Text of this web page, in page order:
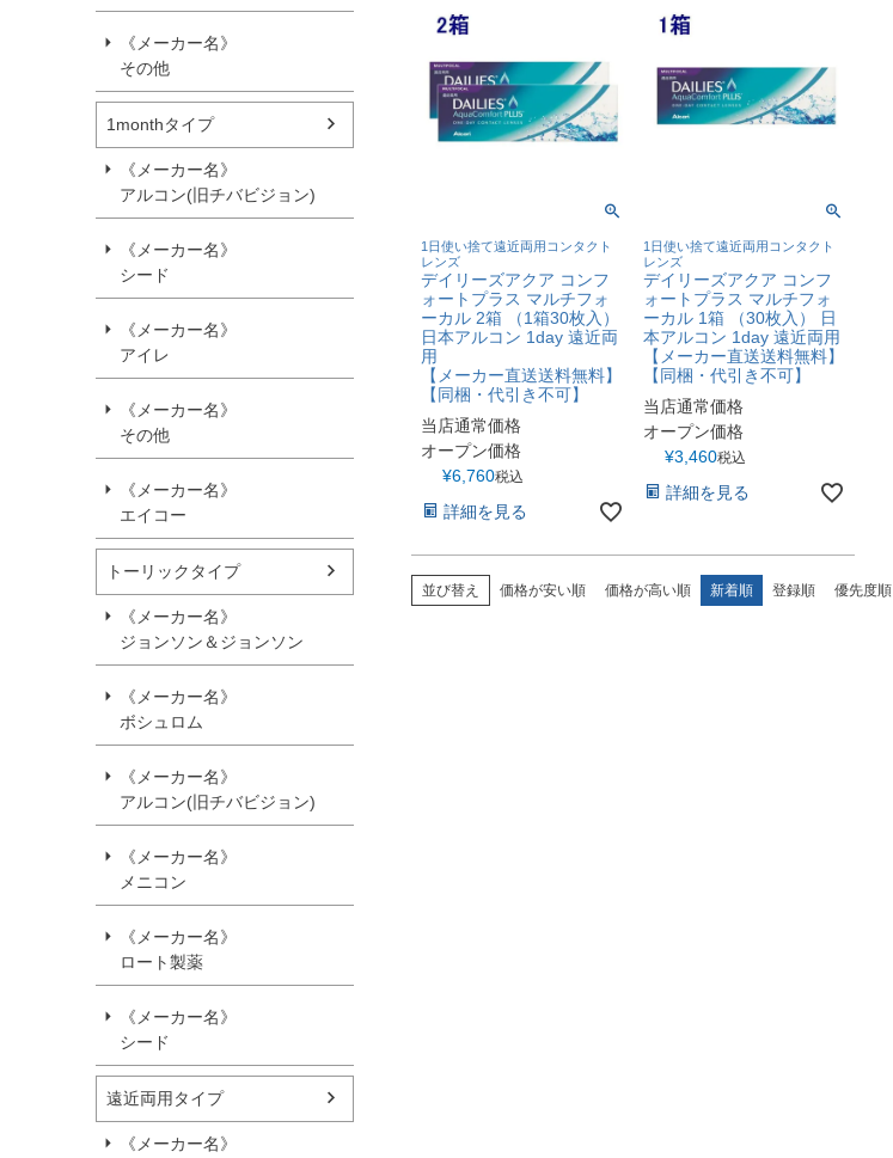
《メーカー名》
その他
1monthタイプ
《メーカー名》
アルコン(旧チバビジョン)
《メーカー名》
シード
《メーカー名》
アイレ
《メーカー名》
その他
《メーカー名》
エイコー
トーリックタイプ
《メーカー名》
ジョンソン＆ジョンソン
《メーカー名》
ボシュロム
《メーカー名》
アルコン(旧チバビジョン)
《メーカー名》
メニコン
《メーカー名》
ロート製薬
《メーカー名》
シード
遠近両用タイプ
《メーカー名》
1日使い捨て遠近両用コンタクト
レンズ
デイリーズアクア コンフ
ォートプラス マルチフォ
ーカル 2箱 （1箱30枚入）
日本アルコン 1day 遠近両
用
【メーカー直送送料無料】
【同梱・代引き不可】
当店通常価格
オープン価格
¥6,760税込
詳細を見る
1日使い捨て遠近両用コンタクト
レンズ
デイリーズアクア コンフ
ォートプラス マルチフォ
ーカル 1箱 （30枚入） 日
本アルコン 1day 遠近両用
【メーカー直送送料無料】
【同梱・代引き不可】
当店通常価格
オープン価格
¥3,460税込
詳細を見る
並び替え 価格が安い順 価格が高い順 新着順 登録順 優先度順